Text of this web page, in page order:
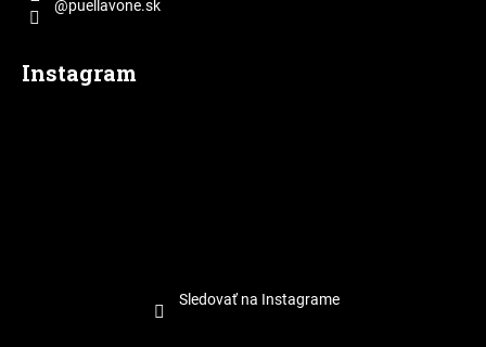
@puellavone.sk
Instagram
Sledovať na Instagrame